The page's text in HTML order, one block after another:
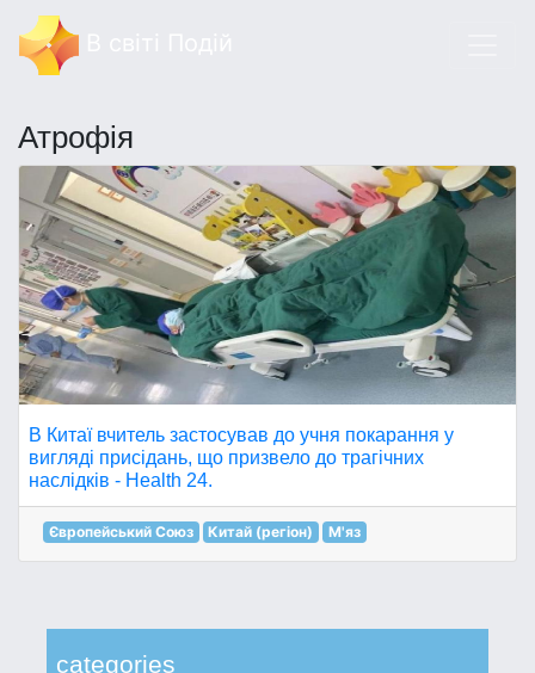
Атрофія
categories
В Китаї вчитель застосував до учня покарання у
вигляді присідань, що призвело до трагічних
наслідків - Health 24.
Європейський Союз Китай (регіон) М'яз